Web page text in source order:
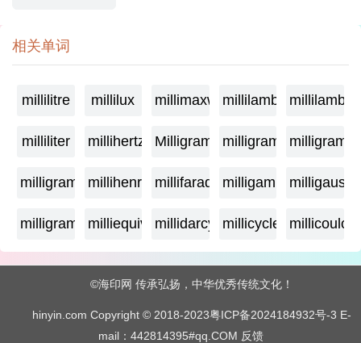
相关单词
millilitre millilux millimaxwellmillilambda
milliliter millihertz Milligramagemilligrame
milligrammemillihenry millifarad milligammamilligauss
milligram milliequivalentmillidarcy millicycle
©海印网 传承弘扬，中华优秀传统文化！
hinyin.com Copyright © 2018-2023粤ICP备2024184932号-3 E-
mail：442814395#qq.COM 反馈